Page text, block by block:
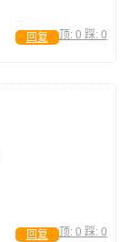
顶: 0 踩: 0
回复
顶: 0 踩: 0
回复